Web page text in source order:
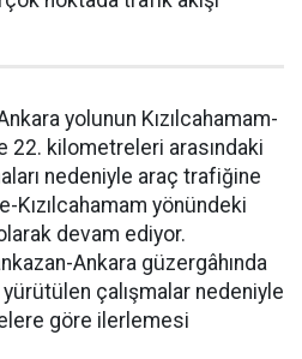
yolunun Kızılcahamam-
22. kilometreleri arasındaki
nedeniyle araç trafiğine
Kızılcahamam yönündeki
devam ediyor.
Ankara güzergâhında
çalışmalar nedeniyle
göre ilerlemesi